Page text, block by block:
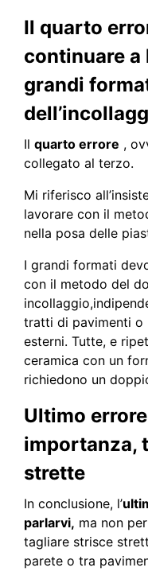
Il quarto
continuare a
grandi
Il quarto errore ,
collegato al terzo.
Mi riferisco
lavorare con il
nella posa delle
I grandi formati
con il metodo del
tratti di pavimenti o
esterni. Tutte, e
ceramica con un
richiedono un
Ultimo
importanza,
strette
In conclusione, l’
parlarvi, ma non
tagliare strisce
parete o tra